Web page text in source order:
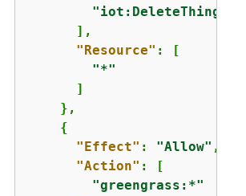
      ],
"Resource" : [
"*"
      ]
    },
{
"Effect" : "Allow" ,
"Action" : [
"greengrass:*"